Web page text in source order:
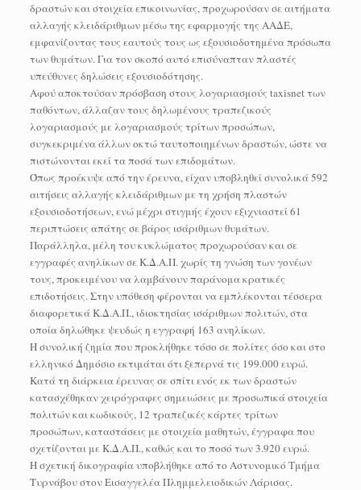
δραστών και στοιχεία επικοινωνίας, προχωρούσαν σε αιτήματα
αλλαγής κλειδάριθμων μέσω της εφαρμογής της ΑΑΔΕ,
εμφανίζοντας τους εαυτούς τους ως εξουσιοδοτημένα πρόσωπα
των θυμάτων. Για τον σκοπό αυτό επισύναπταν πλαστές
υπεύθυνες δηλώσεις εξουσιοδότησης.
Αφού αποκτούσαν πρόσβαση στους λογαριασμούς taxisnet των
παθόντων, άλλαζαν τους δηλωμένους τραπεζικούς
λογαριασμούς με λογαριασμούς τρίτων προσώπων,
συγκεκριμένα άλλων οκτώ ταυτοποιημένων δραστών, ώστε να
πιστώνονται εκεί τα ποσά των επιδομάτων.
Όπως προέκυψε από την έρευνα, είχαν υποβληθεί συνολικά 592
αιτήσεις αλλαγής κλειδάριθμων με τη χρήση πλαστών
εξουσιοδοτήσεων, ενώ μέχρι στιγμής έχουν εξιχνιαστεί 61
περιπτώσεις απάτης σε βάρος ισάριθμων θυμάτων.
Παράλληλα, μέλη του κυκλώματος προχωρούσαν και σε
εγγραφές ανηλίκων σε Κ.Δ.Α.Π. χωρίς τη γνώση των γονέων
τους, προκειμένου να λαμβάνουν παράνομα κρατικές
επιδοτήσεις. Στην υπόθεση φέρονται να εμπλέκονται τέσσερα
διαφορετικά Κ.Δ.Α.Π., ιδιοκτησίας ισάριθμων πολιτών, στα
οποία δηλώθηκε ψευδώς η εγγραφή 163 ανηλίκων.
Η συνολική ζημία που προκλήθηκε τόσο σε πολίτες όσο και στο
ελληνικό Δημόσιο εκτιμάται ότι ξεπερνά τις 199.000 ευρώ.
Κατά τη διάρκεια έρευνας σε σπίτι ενός εκ των δραστών
κατασχέθηκαν χειρόγραφες σημειώσεις με προσωπικά στοιχεία
πολιτών και κωδικούς, 12 τραπεζικές κάρτες τρίτων
προσώπων, καταστάσεις με στοιχεία μαθητών, έγγραφα που
σχετίζονται με Κ.Δ.Α.Π., καθώς και το ποσό των 3.920 ευρώ.
Η σχετική δικογραφία υποβλήθηκε από το Αστυνομικό Τμήμα
Τυρνάβου στον Εισαγγελέα Πλημμελειοδικών Λάρισας.